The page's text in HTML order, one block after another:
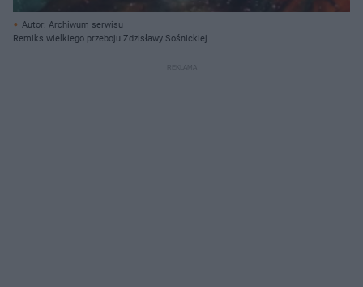
Autor: Archiwum serwisu
Remiks wielkiego przeboju Zdzisławy Sośnickiej